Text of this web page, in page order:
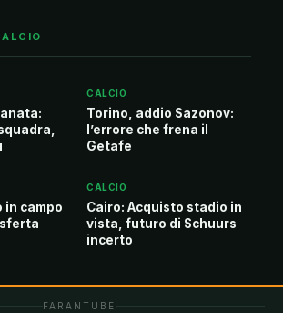
CALCIO
Torino, addio Sazonov:
l’errore che frena il
Getafe
in campo
CALCIO
Cairo: Acquisto stadio in
vista, futuro di Schuurs
incerto
FARANTUBE